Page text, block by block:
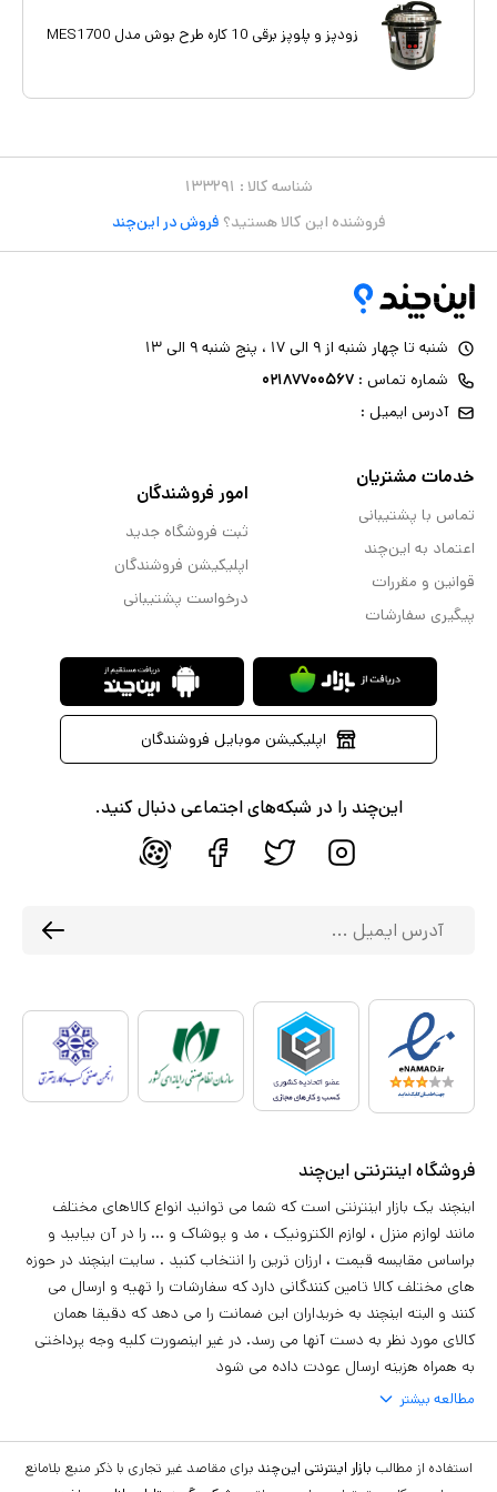
محصول داده است. همچنین وجود دستگیره های پلاستیکی عایق که
است.
زودپز و پلوپز برقی 10 کاره طرح بوش مدل MES1700
شناسه کالا : ۱۳۳۲۹۱
فروشنده این کالا هستید؟ فروش در این‌چند
شنبه تا چهار شنبه از ۹ الی ۱۷ ، پنج شنبه ۹ الی ۱۳
شماره تماس : ۰۲۱۸۷۷۰۰۵۶۷
آدرس ایمیل :
خدمات مشتریان
تماس با پشتیبانی
اعتماد به این‌چند
قوانین و مقررات
پیگیری سفارشات
امور فروشندگان
ثبت فروشگاه جدید
اپلیکیشن فروشندگان
درخواست پشتیبانی
اپلیکیشن موبایل فروشندگان
این‌چند را در شبکه‌های اجتماعی دنبال کنید.
فروشگاه اینترنتی این‌چند
اینچند یک بازار اینترنتی است که شما می توانید انواع کالاهای مختلف
مانند لوازم منزل ، لوازم الکترونیک ، مد و پوشاک و ... را در آن بیابید و
براساس مقایسه قیمت ، ارزان ترین را انتخاب کنید . سایت اینچند در حوزه
های مختلف کالا تامین کنندگانی دارد که سفارشات را تهیه و ارسال می
کنند و البته اینچند به خریداران این ضمانت را می دهد که دقیقا همان
کالای مورد نظر به دست آنها می رسد. در غیر اینصورت کلیه وجه پرداختی
به همراه هزینه ارسال عودت داده می شود
مطالعه بیشتر
استفاده از مطالب بازار اینترنتی این‌چند برای مقاصد غیر تجاری با ذکر منبع بلامانع